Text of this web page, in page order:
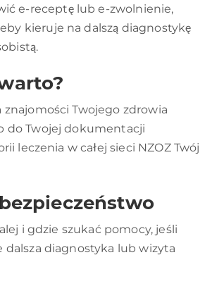
e-receptę lub e-zwolnienie,
kieruje na dalszą diagnostykę
znajomości Twojego zdrowia
do Twojej dokumentacji
leczenia w całej sieci NZOZ Twój
i gdzie szukać pomocy, jeśli
dalsza diagnostyka lub wizyta